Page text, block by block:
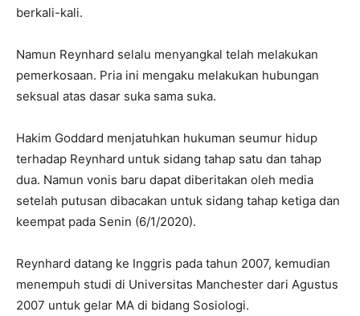
berkali-kali.
Namun Reynhard selalu menyangkal telah melakukan
pemerkosaan. Pria ini mengaku melakukan hubungan
seksual atas dasar suka sama suka.
Hakim Goddard menjatuhkan hukuman seumur hidup
terhadap Reynhard untuk sidang tahap satu dan tahap
dua. Namun vonis baru dapat diberitakan oleh media
setelah putusan dibacakan untuk sidang tahap ketiga dan
keempat pada Senin (6/1/2020).
Reynhard datang ke Inggris pada tahun 2007, kemudian
menempuh studi di Universitas Manchester dari Agustus
2007 untuk gelar MA di bidang Sosiologi.